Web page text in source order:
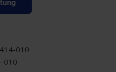
010
010